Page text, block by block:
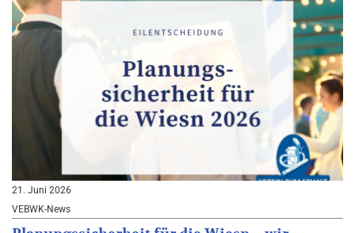
21. Juni 2026
VEBWK-News